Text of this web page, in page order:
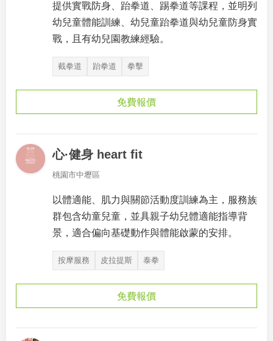
提供實戰防身、跆拳道、踢拳道等課程，並明列
幼兒童體能訓練、幼兒童跆拳道與幼兒童防身實
戰，且有幼兒園教練經驗。
截拳道 跆拳道 拳擊
免費報價
心·健身 heart fit
桃園市中壢區
以體適能、肌力與關節活動度訓練為主，服務族
群包含幼童兒童，並具親子幼兒體適能指導背
景，適合偏向基礎動作與體能啟蒙的安排。
按摩服務 皮拉提斯 泰拳
免費報價